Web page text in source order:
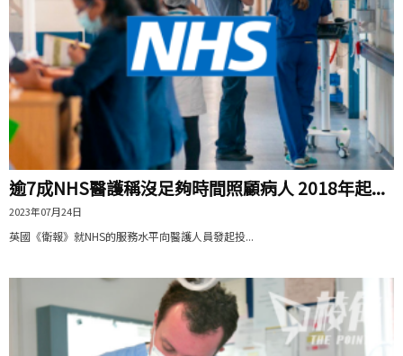
逾7成NHS醫護稱沒足夠時間照顧病人 2018年起...
2023年07月24日
英國《衛報》就NHS的服務水平向醫護人員發起投...